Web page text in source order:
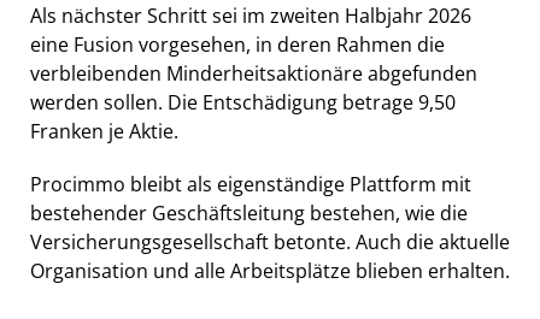
Als nächster Schritt sei im zweiten Halbjahr 2026
eine Fusion vorgesehen, in deren Rahmen die
verbleibenden Minderheitsaktionäre abgefunden
werden sollen. Die Entschädigung betrage 9,50
Franken je Aktie.
Procimmo bleibt als eigenständige Plattform mit
bestehender Geschäftsleitung bestehen, wie die
Versicherungsgesellschaft betonte. Auch die aktuelle
Organisation und alle Arbeitsplätze blieben erhalten.